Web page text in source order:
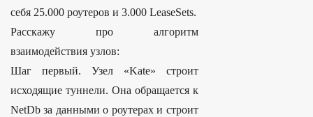
себя 25.000 роутеров и 3.000 LeaseSets.
Расскажу про алгоритм
взаимодействия узлов:
Шаг первый. Узел «Kate» строит
исходящие туннели. Она обращается к
NetDb за данными о роутерах и строит